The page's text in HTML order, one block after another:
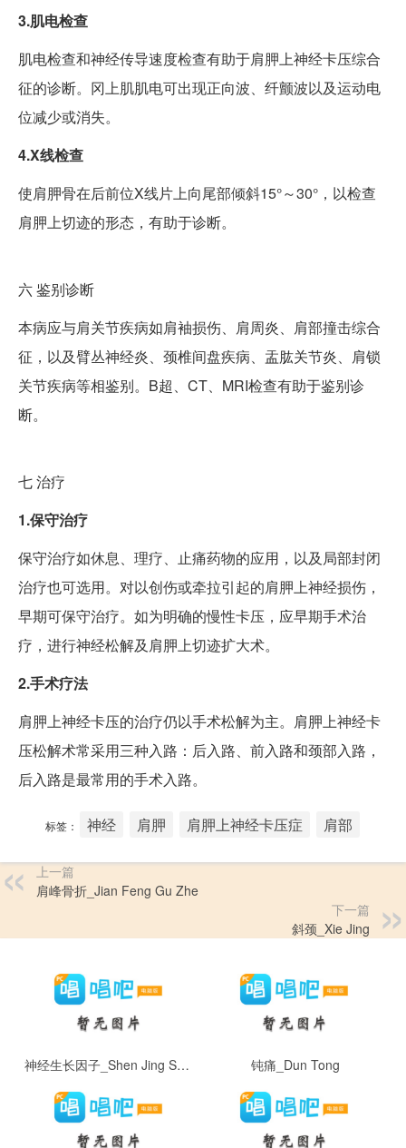
3.肌电检查
肌电检查和神经传导速度检查有助于肩胛上神经卡压综合
征的诊断。冈上肌肌电可出现正向波、纤颤波以及运动电
位减少或消失。
4.X线检查
使肩胛骨在后前位X线片上向尾部倾斜15°～30°，以检查
肩胛上切迹的形态，有助于诊断。
六鉴别诊断
本病应与肩关节疾病如肩袖损伤、肩周炎、肩部撞击综合
征，以及臂丛神经炎、颈椎间盘疾病、盂肱关节炎、肩锁
关节疾病等相鉴别。B超、CT、MRI检查有助于鉴别诊
断。
七治疗
1.保守治疗
保守治疗如休息、理疗、止痛药物的应用，以及局部封闭
治疗也可选用。对以创伤或牵拉引起的肩胛上神经损伤，
早期可保守治疗。如为明确的慢性卡压，应早期手术治
疗，进行神经松解及肩胛上切迹扩大术。
2.手术疗法
肩胛上神经卡压的治疗仍以手术松解为主。肩胛上神经卡
压松解术常采用三种入路：后入路、前入路和颈部入路，
后入路是最常用的手术入路。
标签： 神经 肩胛 肩胛上神经卡压症 肩部
上一篇
肩峰骨折_Jian Feng Gu Zhe
下一篇
斜颈_Xie Jing
神经生长因子_Shen Jing Sheng Zhang Yin Zi 钝痛_Dun Tong